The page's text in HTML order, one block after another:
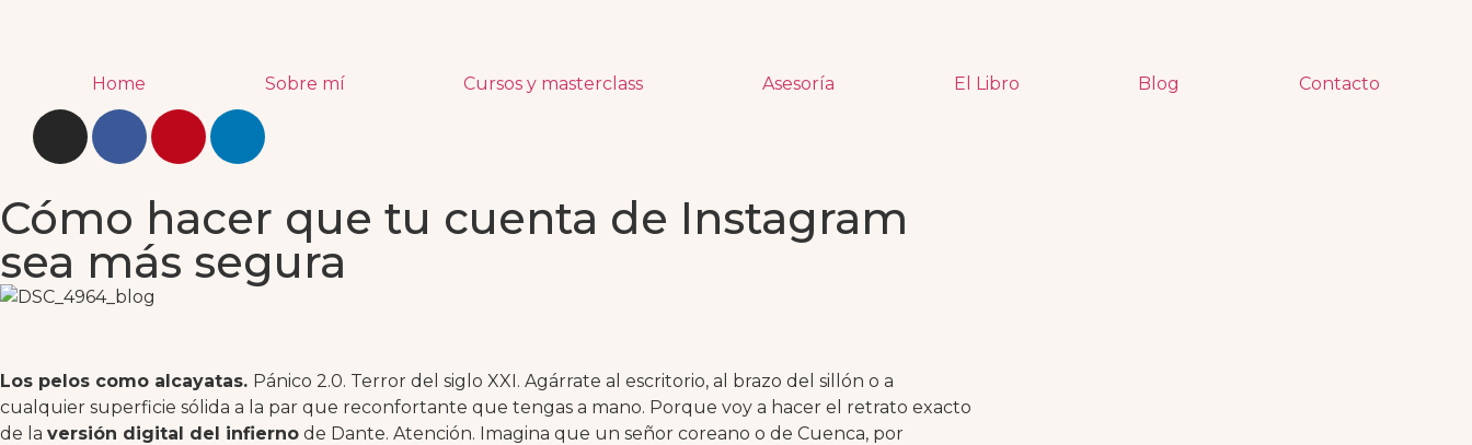
Home Sobre mí Cursos y masterclass Asesoría El Libro Blog Contacto
Cómo hacer que tu cuenta de Instagram
sea más segura
Los pelos como alcayatas. Pánico 2.0. Terror del siglo XXI. Agárrate al escritorio, al brazo del sillón o a
cualquier superficie sólida a la par que reconfortante que tengas a mano. Porque voy a hacer el retrato exacto
de la versión digital del infierno de Dante. Atención. Imagina que un señor coreano o de Cuenca, por